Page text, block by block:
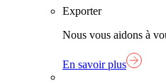
Exporter
Nous vous aidons à
En savoir plus